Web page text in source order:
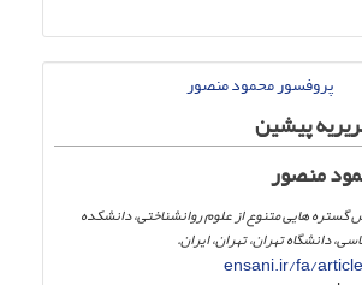
پیشین
منصور
هایی متنوع از علوم روانشناختی، دانشکده
دانشگاه تهران، تهران، ایران.
ensani.ir/fa/